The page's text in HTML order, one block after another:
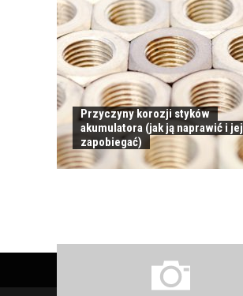
Przyczyny korozji styków
akumulatora (jak ją naprawić i jej
zapobiegać)